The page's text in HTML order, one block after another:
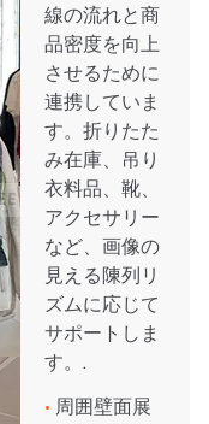
線の流れと商
品密度を向上
させるために
連携していま
す。折りたた
み在庫、吊り
衣料品、靴、
アクセサリー
など、画像の
見える陳列リ
ズムに応じて
サポートしま
す。.
• 周囲壁面展